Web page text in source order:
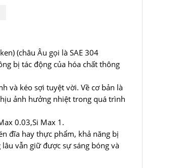
(châu Âu gọi là SAE 304
bị tác động của hóa chất thông
và kéo sợi tuyệt vời. Về cơ bản là
ảnh hưởng nhiệt trong quá trình
0.03,Si Max 1.
đĩa hay thực phẩm, khả năng bị
vẫn giữ được sự sáng bóng và